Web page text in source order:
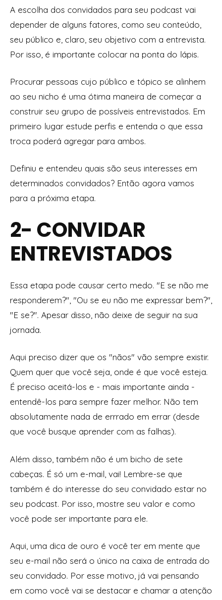
A escolha dos convidados para seu podcast vai
depender de alguns fatores, como seu conteúdo,
seu público e, claro, seu objetivo com a entrevista.
Por isso, é importante colocar na ponta do lápis.
Procurar pessoas cujo público e tópico se alinhem
ao seu nicho é uma ótima maneira de começar a
construir seu grupo de possíveis entrevistados. Em
primeiro lugar estude perfis e entenda o que essa
troca poderá agregar para ambos.
Definiu e entendeu quais são seus interesses em
determinados convidados? Então agora vamos
para a próxima etapa.
2- CONVIDAR
ENTREVISTADOS
Essa etapa pode causar certo medo. "E se não me
responderem?", "Ou se eu não me expressar bem?",
"E se?". Apesar disso, não deixe de seguir na sua
jornada.
Aqui preciso dizer que os "nãos" vão sempre existir.
Quem quer que você seja, onde é que você esteja.
É preciso aceitá-los e - mais importante ainda -
entendê-los para sempre fazer melhor. Não tem
absolutamente nada de errrado em errar (desde
que você busque aprender com as falhas).
Além disso, também não é um bicho de sete
cabeças. É só um e-mail, vai! Lembre-se que
também é do interesse do seu convidado estar no
seu podcast. Por isso, mostre seu valor e como
você pode ser importante para ele.
Aqui, uma dica de ouro é você ter em mente que
seu e-mail não será o único na caixa de entrada do
seu convidado. Por esse motivo, já vai pensando
em como você vai se destacar e chamar a atenção